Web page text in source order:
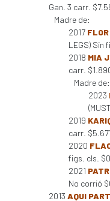
Gan. 3 carr.
Madre de:
2017
LEGS) Sin
2018 MIA
carr.
Madre de:
2023
2019
carr.
2020
figs. cls. $0
2021
No corrió
2013 AQUI